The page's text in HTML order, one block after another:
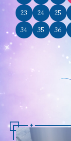
23 24 25
34 35 36